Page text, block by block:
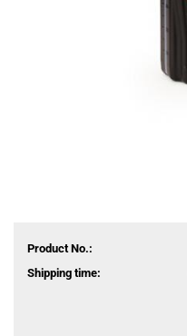
Product No.:
Shipping time: